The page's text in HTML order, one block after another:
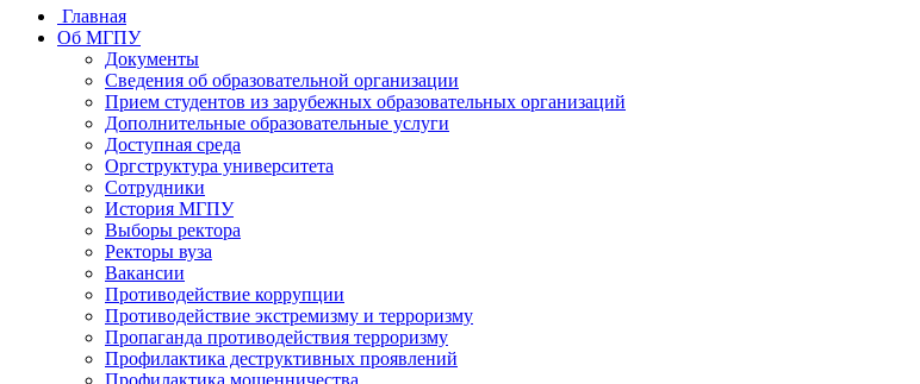
Главная
Об МГПУ
Документы
Сведения об образовательной организации
Прием студентов из зарубежных образовательных организаций
Дополнительные образовательные услуги
Доступная среда
Оргструктура университета
Сотрудники
История МГПУ
Выборы ректора
Ректоры вуза
Вакансии
Противодействие коррупции
Противодействие экстремизму и терроризму
Пропаганда противодействия терроризму
Профилактика деструктивных проявлений
Профилактика мошенничества